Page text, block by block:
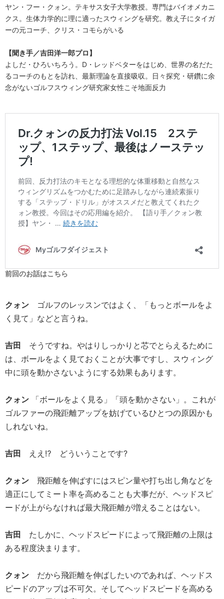
ヤン・フー・クォン。テキサス女子大学教授。専門はバイオメカニ
クス。生体力学的に理に適ったスウィングを研究。教え子にタイガ
ーの元コーチ、クリス・コモらがいる
【聞き手／吉田洋一郎プロ】
よしだ・ひろいちろう。D・レッドベターをはじめ、世界の名だた
るコーチのもとを訪れ、最新理論を直接吸収。日々探究・研鑽に余
念がないゴルフスウィング研究家女性こそ地面反力
前回のお話はこちら
クォン ゴルフのレッスンではよく、「もっとボールをよ
く見て」などと言うね。
吉田
そうですね。やはりしっかりと芯でとらえるために
は、ボールをよく見ておくことが大事ですし、スウィング
中に頭を動かさないようにする効果もあります。
クォン 「ボールをよく見る」「頭を動かさない」。これが
ゴルファーの飛距離アップを妨げているひとつの原因かも
しれないね。
吉田 ええ⁉︎ どういうことです?
クォン 飛距離を伸ばすにはスピン量や打ち出し角などを
適正にしてミート率を高めることも大事だが、ヘッドスピ
ードが上がらなければ最大飛距離が増えることはない。
吉田
たしかに、ヘッドスピードによって飛距離の上限は
ある程度決まります。
クォン だから飛距離を伸ばしたいのであれば、ヘッドス
ピードのアップは不可欠。そしてヘッドスピードを高める